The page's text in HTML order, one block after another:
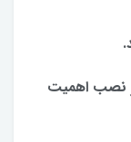
نصب اهمیت